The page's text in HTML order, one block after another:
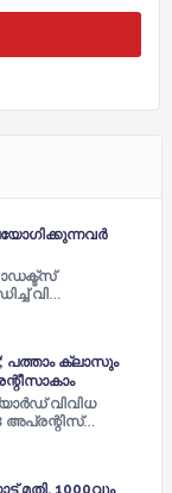
വി…
പത്താം ക്ലാസും
വിവിധ
അപ്രന്റിസ്…
മതി, 1000വും